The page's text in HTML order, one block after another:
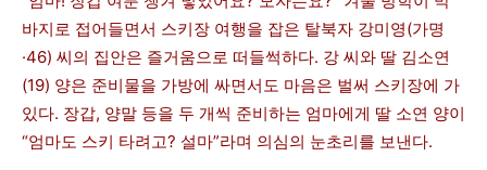
바지로 접어들면서 스키장 여행을 잡은 탈북자 강미영(가명
·46) 씨의 집안은 즐거움으로 떠들썩하다. 강 씨와 딸 김소연
(19) 양은 준비물을 가방에 싸면서도 마음은 벌써 스키장에 가
있다. 장갑, 양말 등을 두 개씩 준비하는 엄마에게 딸 소연 양이
“엄마도 스키 타려고? 설마”라며 의심의 눈초리를 보낸다.